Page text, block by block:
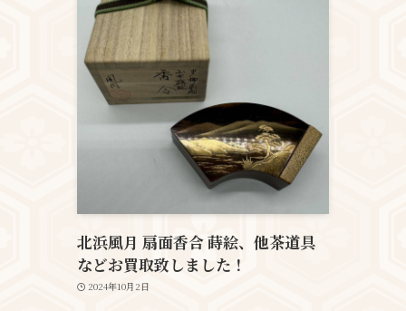
北浜風月 扇面香合 蒔絵、他茶道具
などお買取致しました！
2024年10月2日